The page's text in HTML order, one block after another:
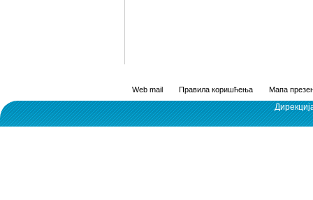
Web mail Правила коришћења Мапа